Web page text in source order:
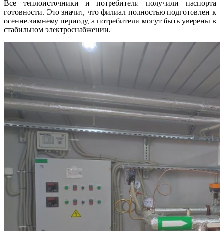
Все теплоисточники и потребители получили паспорта
готовности. Это значит, что филиал полностью подготовлен к
осенне-зимнему периоду, а потребители могут быть уверены в
стабильном электроснабжении.